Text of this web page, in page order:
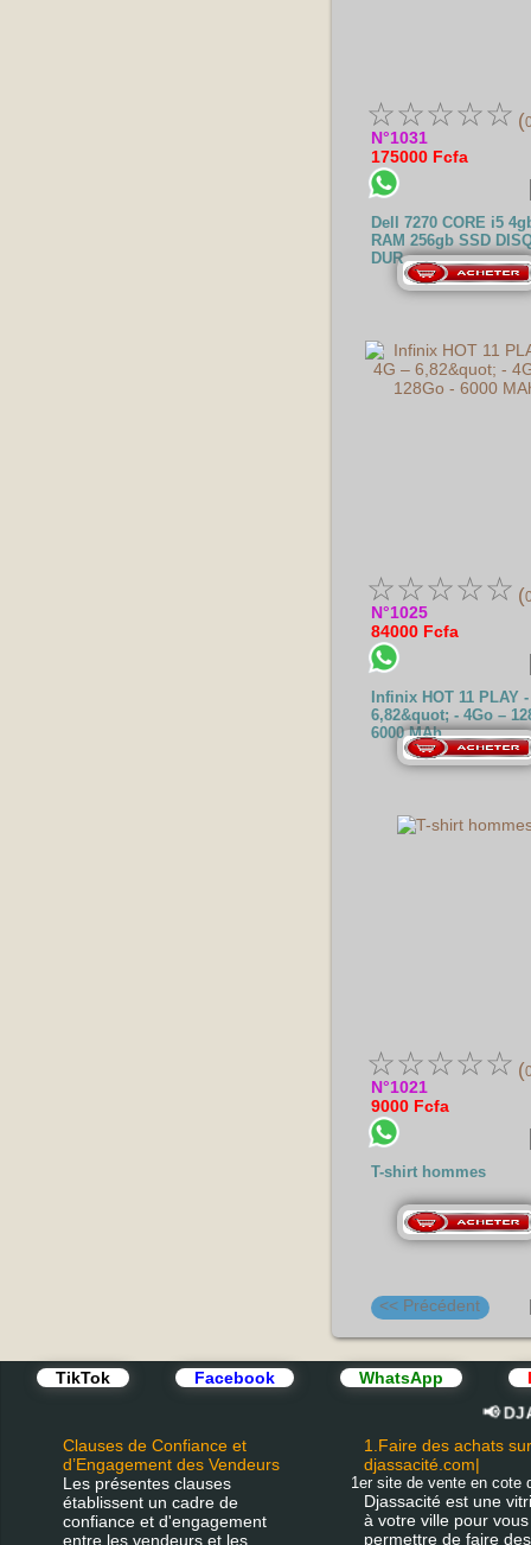
☆☆☆☆☆ (
N°1031
175000 Fcfa
Dell 7270 CORE i5
RAM 256gb SSD
DUR
☆☆☆☆☆ (
N°1025
84000 Fcfa
Infinix HOT 11 PLAY
6,82&quot; - 4Go –
6000 MAh
☆☆☆☆☆ (
N°1021
9000 Fcfa
T-shirt hommes
<< Précédent
TikTok Facebook WhatsApp
📢
Clauses de Confiance et
d’Engagement des Vendeurs
Les présentes clauses
établissent un cadre de
confiance et d'engagement
entre les vendeurs et les
1.Faire des achats sur
djassacité.com|
1er site de vente en cote
Djassacité est une
à votre ville pour vous
permettre de faire